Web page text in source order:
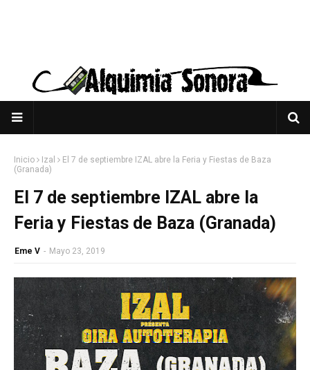
Inicio Izal
El 7 de septiembre IZAL abre la Feria y Fiestas de Baza
(Granada)
El 7 de septiembre IZAL abre la
Feria y Fiestas de Baza (Granada)
Eme V - Mayo 23, 2019